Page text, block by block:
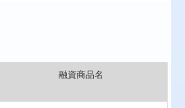
融資商品名